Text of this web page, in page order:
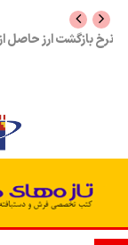
نرخ بازگشت ارز حاصل